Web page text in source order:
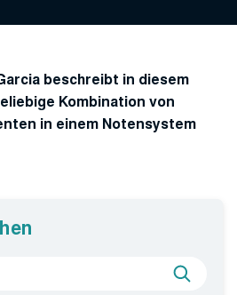
beschreibt in diesem
Kombination von
in einem Notensystem
Blog